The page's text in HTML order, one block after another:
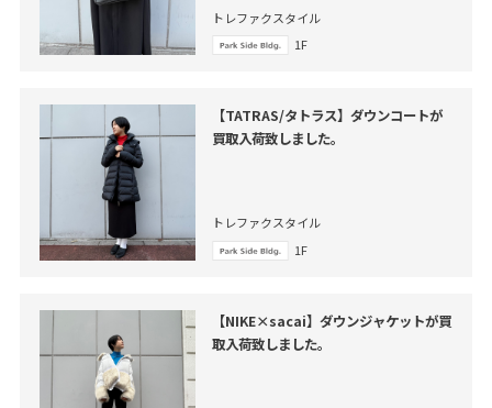
トレファクスタイル
1F
【TATRAS/タトラス】ダウンコートが
買取入荷致しました。
トレファクスタイル
1F
【NIKE×sacai】ダウンジャケットが買
取入荷致しました。